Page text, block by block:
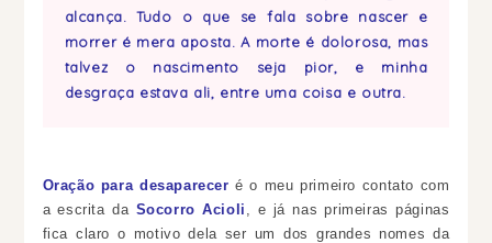
alcança. Tudo o que se fala sobre nascer e
morrer é mera aposta. A morte é dolorosa, mas
talvez o nascimento seja pior, e minha
desgraça estava ali, entre uma coisa e outra.
Oração para desapareceré o meu primeiro contato com
a escrita da Socorro Acioli
, e já nas primeiras páginas
fica claro o motivo dela ser um dos grandes nomes da